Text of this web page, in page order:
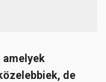
amelyek
de